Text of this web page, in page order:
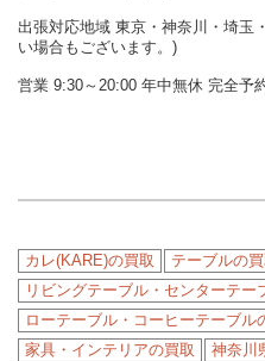
出張対応地域 東京・神奈川・埼玉
い場合もございます。)
営業 9:30～20:00 年中無休 完全予
カレ(KARE)の買取 テーブルの買
リビングテーブル・センターテー
ローテーブル・コーヒーテーブル
家具・インテリアの買取
神奈川